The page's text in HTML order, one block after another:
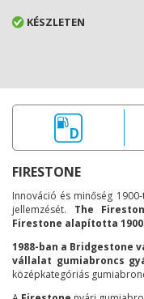
KÉSZLETEN
D
FIRESTONE
Innováció és minőség
jellemzését. The
Firestone alapította
1988-ban a
vállalat gumiabroncs
középkategóriás